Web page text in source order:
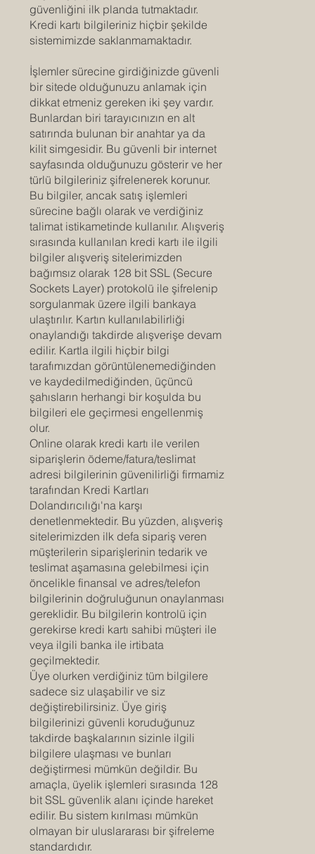
güvenliğini ilk planda tutmaktadır.
Kredi kartı bilgileriniz hiçbir şekilde
sistemimizde saklanmamaktadır.
İşlemler sürecine girdiğinizde güvenli
bir sitede olduğunuzu anlamak için
dikkat etmeniz gereken iki şey vardır.
Bunlardan biri tarayıcınızın en alt
satırında bulunan bir anahtar ya da
kilit simgesidir. Bu güvenli bir internet
sayfasında olduğunuzu gösterir ve her
türlü bilgileriniz şifrelenerek korunur.
Bu bilgiler, ancak satış işlemleri
sürecine bağlı olarak ve verdiğiniz
talimat istikametinde kullanılır. Alışveriş
sırasında kullanılan kredi kartı ile ilgili
bilgiler alışveriş sitelerimizden
bağımsız olarak 128 bit SSL (Secure
Sockets Layer) protokolü ile şifrelenip
sorgulanmak üzere ilgili bankaya
ulaştırılır. Kartın kullanılabilirliği
onaylandığı takdirde alışverişe devam
edilir. Kartla ilgili hiçbir bilgi
tarafımızdan görüntülenemediğinden
ve kaydedilmediğinden, üçüncü
şahısların herhangi bir koşulda bu
bilgileri ele geçirmesi engellenmiş
olur.
Online olarak kredi kartı ile verilen
siparişlerin ödeme/fatura/teslimat
adresi bilgilerinin güvenilirliği firmamiz
tarafından Kredi Kartları
Dolandırıcılığı'na karşı
denetlenmektedir. Bu yüzden, alışveriş
sitelerimizden ilk defa sipariş veren
müşterilerin siparişlerinin tedarik ve
teslimat aşamasına gelebilmesi için
öncelikle finansal ve adres/telefon
bilgilerinin doğruluğunun onaylanması
gereklidir. Bu bilgilerin kontrolü için
gerekirse kredi kartı sahibi müşteri ile
veya ilgili banka ile irtibata
geçilmektedir.
Üye olurken verdiğiniz tüm bilgilere
sadece siz ulaşabilir ve siz
değiştirebilirsiniz. Üye giriş
bilgilerinizi güvenli koruduğunuz
takdirde başkalarının sizinle ilgili
bilgilere ulaşması ve bunları
değiştirmesi mümkün değildir. Bu
amaçla, üyelik işlemleri sırasında 128
bit SSL güvenlik alanı içinde hareket
edilir. Bu sistem kırılması mümkün
olmayan bir uluslararası bir şifreleme
standardıdır.